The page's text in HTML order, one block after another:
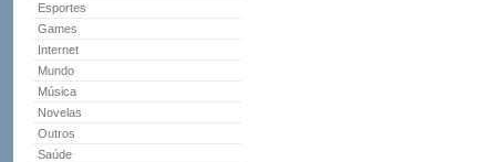
Esportes
Games
Internet
Mundo
Música
Novelas
Outros
Saúde